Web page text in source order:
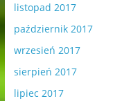
listopad 2017
październik 2017
wrzesień 2017
sierpień 2017
lipiec 2017